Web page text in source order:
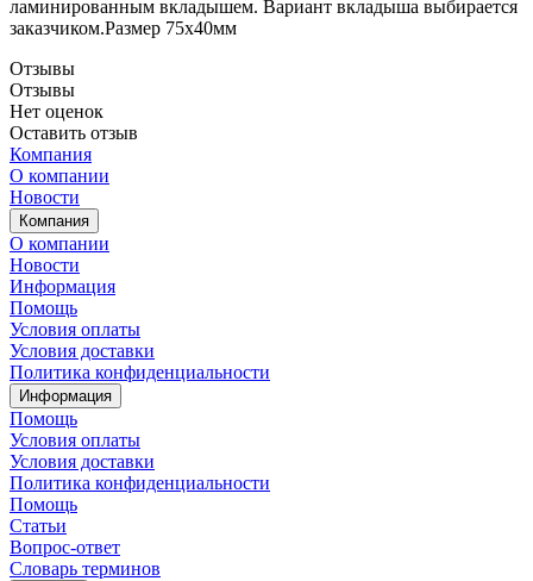
ламинированным вкладышем. Вариант вкладыша выбирается
заказчиком.Размер 75х40мм
Отзывы
Отзывы
Нет оценок
Оставить отзыв
Компания
О компании
Новости
Компания
О компании
Новости
Информация
Помощь
Условия оплаты
Условия доставки
Политика конфиденциальности
Информация
Помощь
Условия оплаты
Условия доставки
Политика конфиденциальности
Помощь
Статьи
Вопрос-ответ
Словарь терминов